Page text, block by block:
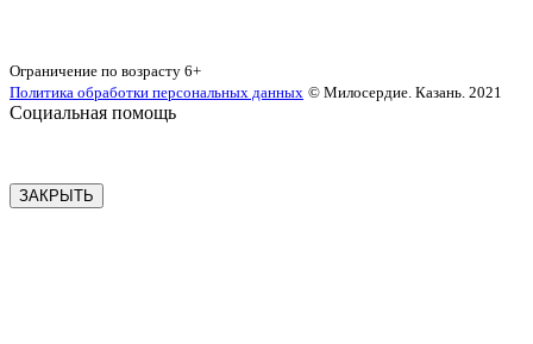
Ограничение по возрасту 6+
Политика обработки персональных данных © Милосердие. Казань. 2021
Социальная помощь
ЗАКРЫТЬ